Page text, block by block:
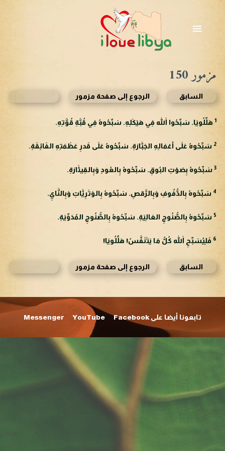
المحتوىالقائمة
الرئيسية
مزمور 150
السابق الرجوع إلى صفحة مزمور
1 هَلِّلُويَا. سَبِّحُوا اللهَ فِي هَيْكَلِهِ. سَبِّحُوهُ فِي قُبَّةِ قُوَّتِهِ.
2 سَبِّحُوهُ عَلَى أعْمَالِهِ الجَبَّارَةِ. سَبِّحُوهُ عَلَى قَدرِ عَظَمَتِهِ الفَائِقَةِ.
3 سَبِّحُوهُ بِصَوْتِ البُوقِ. سَبِّحُوهُ بِالعُودِ وَبِالقِيثَارَةِ.
4 سَبِّحُوهُ بِالدُّفُوفِ وَبِالرَّقصِ. سَبِّحُوهُ بِالوَتَرِيَّاتِ وَبِالنَّايِ.
5 سَبِّحُوهُ بِالصُّنُوجِ العَالِيَةِ. سَبِّحُوهُ بِالصُّنُوجِ المُدَوِّيَةِ.
6 فَلِيُسَبِّحِ اللهَ كُلُّ مَا يَتَنَفَّسُ! هَلِّلُويَا!
السابق الرجوع إلى صفحة مزمور
تابعونا أيضا على Facebook YouTube
Messenger